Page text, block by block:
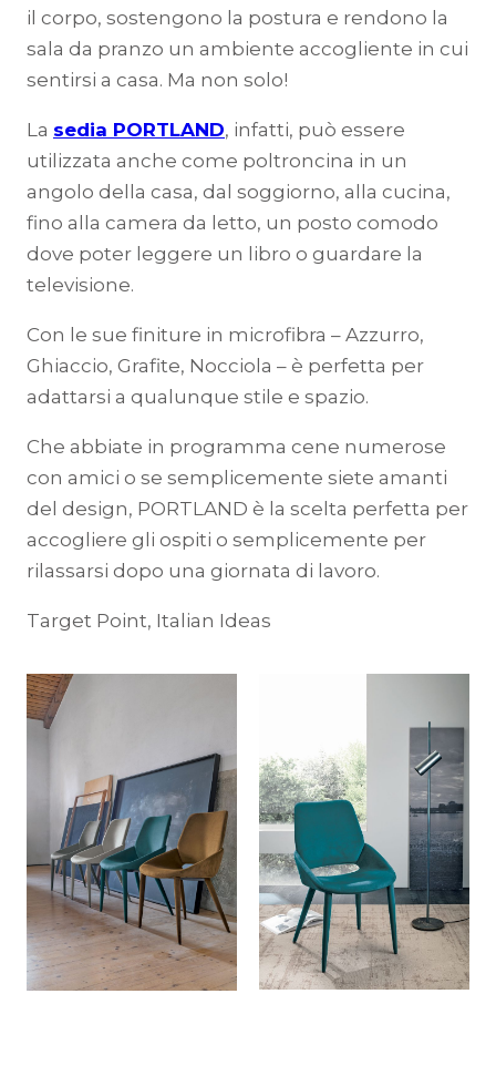
il corpo, sostengono la postura e rendono la
sala da pranzo un ambiente accogliente in cui
sentirsi a casa. Ma non solo!
La sedia PORTLAND, infatti, può essere
utilizzata anche come poltroncina in un
angolo della casa, dal soggiorno, alla cucina,
fino alla camera da letto, un posto comodo
dove poter leggere un libro o guardare la
televisione.
Con le sue finiture in microfibra – Azzurro,
Ghiaccio, Grafite, Nocciola – è perfetta per
adattarsi a qualunque stile e spazio.
Che abbiate in programma cene numerose
con amici o se semplicemente siete amanti
del design, PORTLAND è la scelta perfetta per
accogliere gli ospiti o semplicemente per
rilassarsi dopo una giornata di lavoro.
Target Point, Italian Ideas